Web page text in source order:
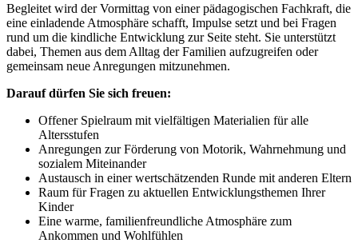
Begleitet wird der Vormittag von einer pädagogischen Fachkraft, die
eine einladende Atmosphäre schafft, Impulse setzt und bei Fragen
rund um die kindliche Entwicklung zur Seite steht. Sie unterstützt
dabei, Themen aus dem Alltag der Familien aufzugreifen oder
gemeinsam neue Anregungen mitzunehmen.
Darauf dürfen Sie sich freuen:
Offener Spielraum mit vielfältigen Materialien für alle
Altersstufen
Anregungen zur Förderung von Motorik, Wahrnehmung und
sozialem Miteinander
Austausch in einer wertschätzenden Runde mit anderen Eltern
Raum für Fragen zu aktuellen Entwicklungsthemen Ihrer
Kinder
Eine warme, familienfreundliche Atmosphäre zum
Ankommen und Wohlfühlen